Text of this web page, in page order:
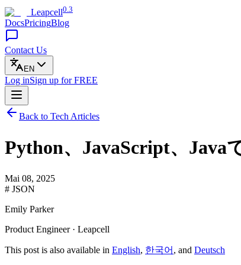
Leapcell0.3
DocsPricingBlog
Contact Us
EN
Log inSign up for FREE
Back to Tech Articles
Python、JavaScript、Java
Mai 08, 2025
# JSON
Emily Parker
Product Engineer · Leapcell
This post is also available in English, 한국어 , and Deutsch